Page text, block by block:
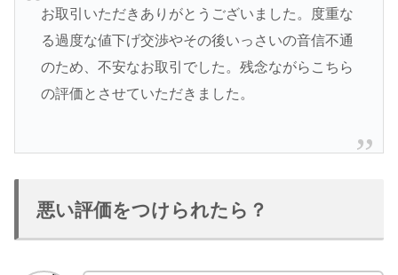
お取引いただきありがとうございました。度重な
る過度な値下げ交渉やその後いっさいの音信不通
のため、不安なお取引でした。残念ながらこちら
の評価とさせていただきました。
悪い評価をつけられたら？